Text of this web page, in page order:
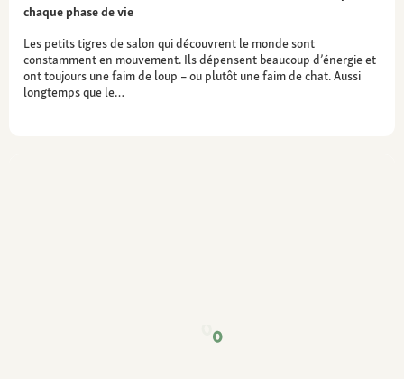
chaque phase de vie
Les petits tigres de salon qui découvrent le monde sont
constamment en mouvement. Ils dépensent beaucoup d’énergie et
ont toujours une faim de loup – ou plutôt une faim de chat. Aussi
longtemps que le…